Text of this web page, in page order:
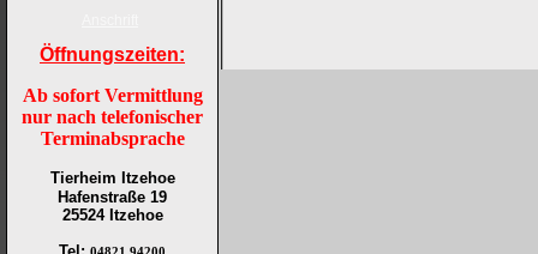
Öffnungszeiten:
Ab sofort Vermittlung
nur nach telefonischer
Terminabsprache
Tierheim Itzehoe
Hafenstraße 19
25524 Itzehoe